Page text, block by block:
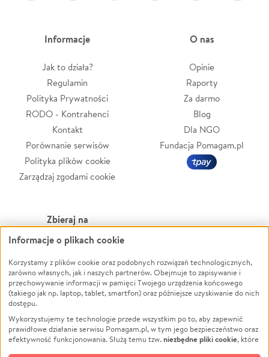
Informacje
Jak to działa?
Regulamin
Polityka Prywatności
RODO - Kontrahenci
Kontakt
Porównanie serwisów
Polityka plików cookie
Zarządzaj zgodami cookie
O nas
Opinie
Raporty
Za darmo
Blog
Dla NGO
Fundacja Pomagam.pl
Zbieraj na
Leczenie
Zwierzęta
Pożar
Ukraina
Pomoc Finansowa
Projekty
Powódź
Wichura
NGO
Edukacja
Podróż
Informacje o plikach cookie
Korzystamy z plików cookie oraz podobnych rozwiązań technologicznych,
zarówno własnych, jak i naszych partnerów. Obejmuje to zapisywanie i
przechowywanie informacji w pamięci Twojego urządzenia końcowego
(takiego jak np. laptop, tablet, smartfon) oraz późniejsze uzyskiwanie do nich
dostępu.
Wykorzystujemy te technologie przede wszystkim po to, aby zapewnić
prawidłowe działanie serwisu Pomagam.pl, w tym jego bezpieczeństwo oraz
efektywność funkcjonowania. Służą temu tzw.niezbędne pliki cookie, które